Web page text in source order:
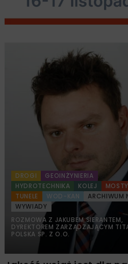
DROGI
GEOINŻYNIERIA
HYDROTECHNIKA
KOLEJ
MOSTY
TUNELE
WOD-KAN
ARCHIWUM
WYWIADY
ROZMOWA Z JAKUBEM SIERANTEM,
DYREKTOREM ZARZĄDZAJĄCYM
POLSKA SP. Z O.O.